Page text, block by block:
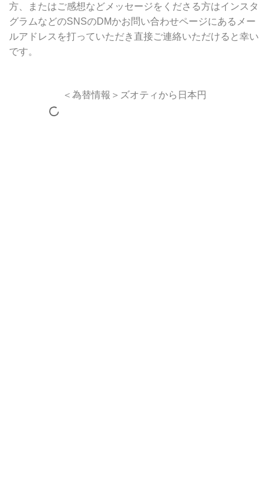
方、またはご感想などメッセージをくださる方はインスタ
グラムなどのSNSのDMかお問い合わせページにあるメー
ルアドレスを打っていただき直接ご連絡いただけると幸い
です。
＜為替情報＞ズオティから日本円